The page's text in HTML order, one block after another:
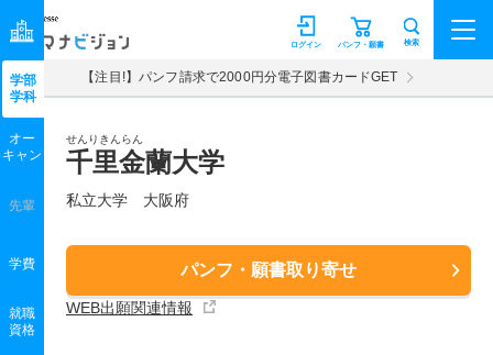
マナビジョン パンフ・願書
ログイン 検索
【注目!】パンフ請求で2000円分電子図書カードGET
せんりきんらん
千里金蘭大学
私立大学 大阪府
パンフ・願書取り寄せ
WEB出願関連情報
学部
学科
オー
キャン
先輩
学費
就職
資格